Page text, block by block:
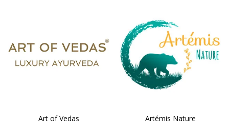
Art of Vedas Artémis Nature